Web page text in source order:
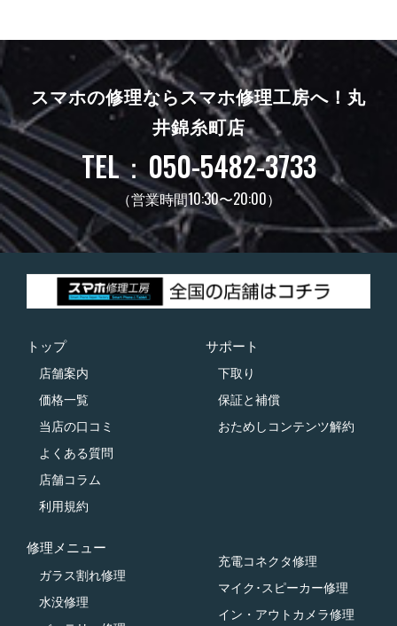
スマホの修理ならスマホ修理工房へ！ 丸
井錦糸町店
TEL：050-5482-3733
（営業時間10:30〜20:00）
トップ
店舗案内
価格一覧
当店の口コミ
よくある質問
店舗コラム
利用規約
サポート
下取り
保証と補償
おためしコンテンツ解約
修理メニュー
ガラス割れ修理
水没修理
充電コネクタ修理
マイク･スピーカー修理
イン・アウトカメラ修理